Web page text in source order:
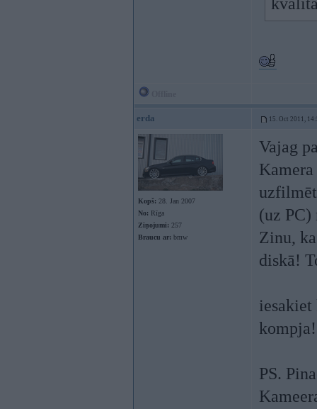
erda 15. Oct 2011,
Kopš: 28. Jan 2007
No: Rīga
Ziņojumi: 257
Braucu ar: bmw
Vajag
(uz
Zinu,
diskā!
kompja!
PS.